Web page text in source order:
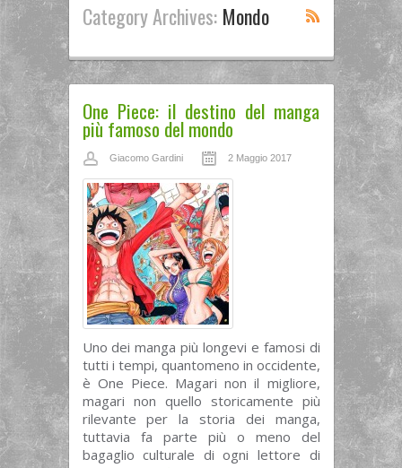
Category Archives: Mondo
One Piece: il destino del manga
più famoso del mondo
Giacomo Gardini 2 Maggio 2017
Uno dei manga più longevi e famosi di
tutti i tempi, quantomeno in occidente,
è One Piece. Magari non il migliore,
magari non quello storicamente più
rilevante per la storia dei manga,
tuttavia fa parte più o meno del
bagaglio culturale di ogni lettore di